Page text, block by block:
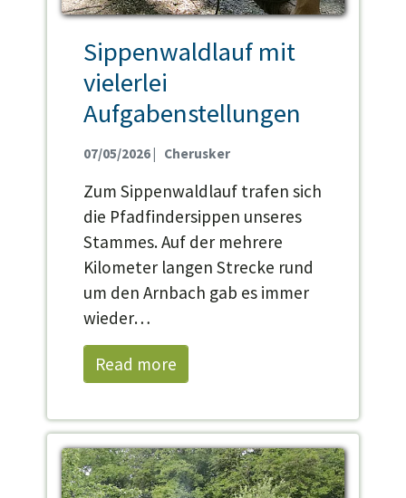
Sippenwaldlauf mit
vielerlei
Aufgabenstellungen
07/05/2026| Cherusker
Zum Sippenwaldlauf trafen sich
die Pfadfindersippen unseres
Stammes. Auf der mehrere
Kilometer langen Strecke rund
um den Arnbach gab es immer
wieder…
Read more